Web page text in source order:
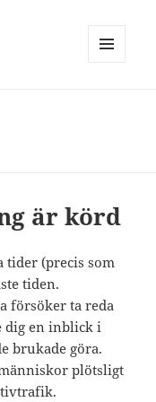
är körd
(precis som
tiden.
försöker ta reda
dig en inblick i
brukade göra.
plötsligt